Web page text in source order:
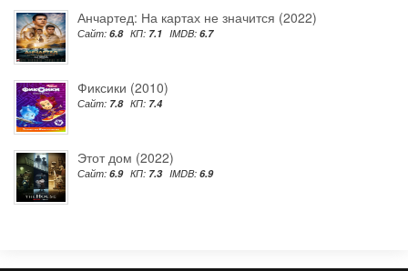
Анчартед: На картах не значится (2022)
Сайт: 6.8 КП: 7.1 IMDB: 6.7
Фиксики (2010)
Сайт: 7.8 КП: 7.4
Этот дом (2022)
Сайт: 6.9 КП: 7.3 IMDB: 6.9